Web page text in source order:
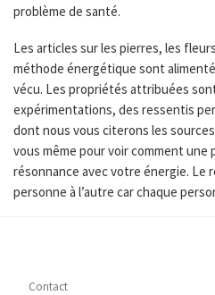
problème de santé.
Les articles sur les pierres, les
méthode énergétique sont
vécu. Les propriétés attribuées
expérimentations, des ressentis
dont nous vous citerons les
vous même pour voir comment
résonnance avec votre énergie. Le
personne à l’autre car chaque
Contact